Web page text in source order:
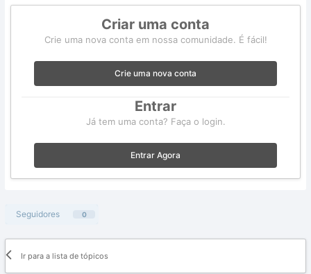
Criar uma conta
Crie uma nova conta em nossa comunidade. É fácil!
Crie uma nova conta
Entrar
Já tem uma conta? Faça o login.
Entrar Agora
Seguidores 0
Ir para a lista de tópicos